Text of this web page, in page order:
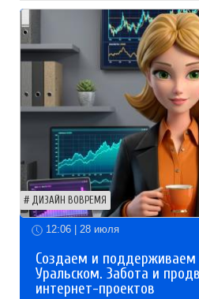
ДИЗАЙН ВОВРЕМЯ
12:06 | 28 июля
Создаем и поддерживаем
Уральском. Забота и
интернет-проектов